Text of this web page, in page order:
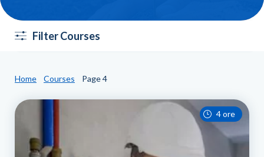
Filter Courses
Home Courses Page 4
4 ore